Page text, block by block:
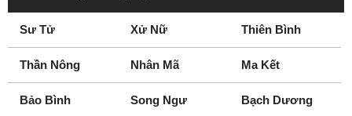
Sư Tử Xử Nữ Thiên Bình
Thần Nông Nhân Mã Ma Kết
Bảo Bình Song Ngư Bạch Dương